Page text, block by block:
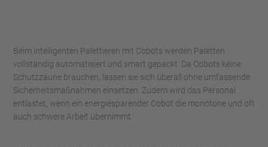
Beim intelligenten Palettieren mit Cobots werden Paletten
vollständig automatisiert und smart gepackt. Da Cobots keine
Schutzzäune brauchen, lassen sie sich überall ohne umfassende
Sicherheitsmaßnahmen einsetzen. Zudem wird das Personal
entlastet, wenn ein energiesparender Cobot die monotone und oft
auch schwere Arbeit übernimmt.